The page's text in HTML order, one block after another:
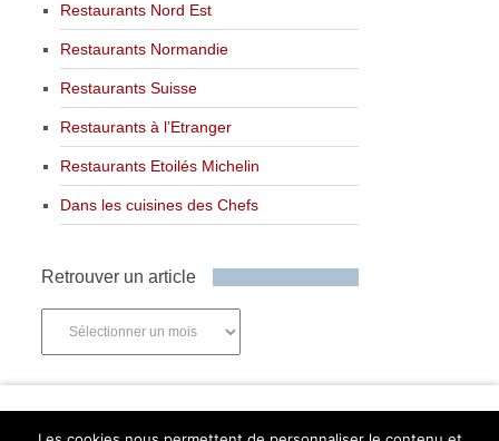
Restaurants Nord Est
Restaurants Normandie
Restaurants Suisse
Restaurants à l’Etranger
Restaurants Etoilés Michelin
Dans les cuisines des Chefs
Retrouver un article